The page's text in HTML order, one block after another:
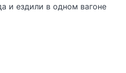
и ездили в одном вагоне